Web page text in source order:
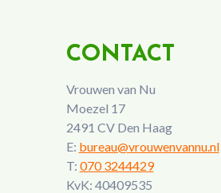
CONTACT
Vrouwen van Nu
Moezel 17
2491 CV Den Haag
E: bureau@vrouwenvannu.nl
T: 070 3244429
KvK: 40409535